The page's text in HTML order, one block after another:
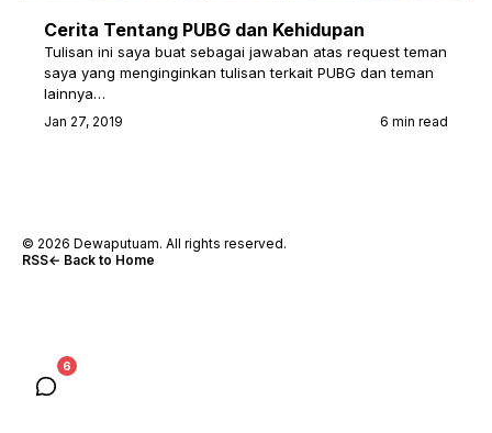
Cerita Tentang PUBG dan Kehidupan
Tulisan ini saya buat sebagai jawaban atas request teman
saya yang menginginkan tulisan terkait PUBG dan teman
lainnya…
Jan 27, 2019 6 min read
© 2026 Dewaputuam. All rights reserved.
RSS← Back to Home
6